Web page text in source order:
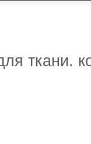
ткани.